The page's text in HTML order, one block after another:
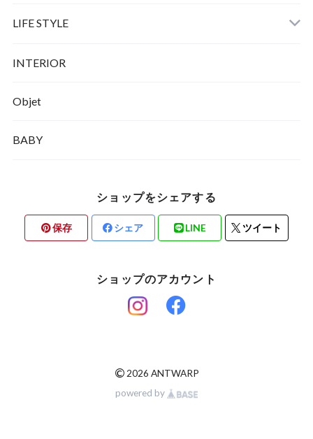
LIFE STYLE
INTERIOR
Objet
BABY
ショップをシェアする
保存 シェア LINE ツイート
ショップのアカウント
© 2026 ANTWARP
powered by